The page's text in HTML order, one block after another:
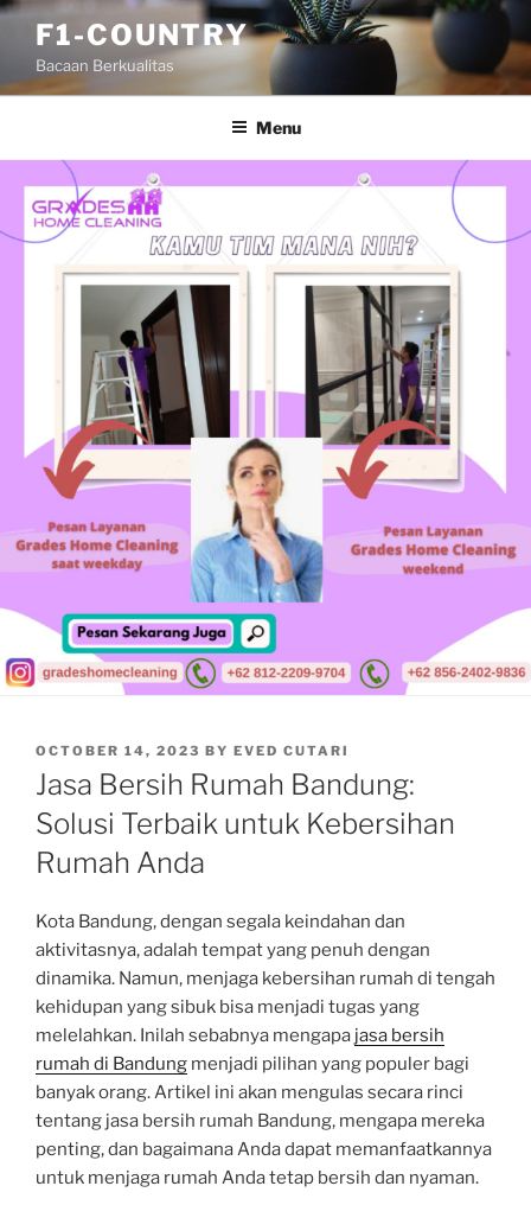
Skip
content
F1-COUNTRY
Bacaan Berkualitas
Menu
POSTED
ON
OCTOBER 14, 2023 BY EVED CUTARI
Jasa Bersih Rumah Bandung:
Solusi Terbaik untuk Kebersihan
Rumah Anda
Kota Bandung, dengan segala keindahan dan
aktivitasnya, adalah tempat yang penuh dengan
dinamika. Namun, menjaga kebersihan rumah di tengah
kehidupan yang sibuk bisa menjadi tugas yang
melelahkan. Inilah sebabnya mengapa jasa bersih
rumah di Bandung menjadi pilihan yang populer bagi
banyak orang. Artikel ini akan mengulas secara rinci
tentang jasa bersih rumah Bandung, mengapa mereka
penting, dan bagaimana Anda dapat memanfaatkannya
untuk menjaga rumah Anda tetap bersih dan nyaman.